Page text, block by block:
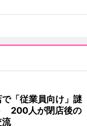
「従業員向け」謎
200人が閉店後の